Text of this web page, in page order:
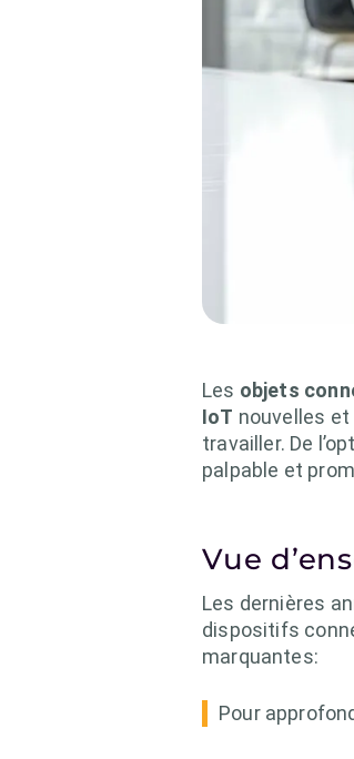
Les objets
IoT nouvelles
travailler. De
palpable et
Vue
Les dernières
dispositifs
marquantes:
Pour